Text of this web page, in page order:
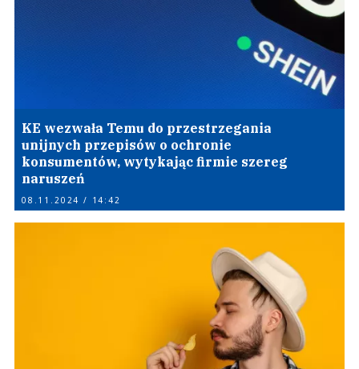
KE wezwała Temu do przestrzegania
unijnych przepisów o ochronie
konsumentów, wytykając firmie szereg
naruszeń
08.11.2024 / 14:42